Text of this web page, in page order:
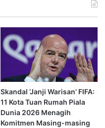
Skandal ‘Janji Warisan’ FIFA:
11 Kota Tuan Rumah Piala
Dunia 2026 Menagih
Komitmen Masing-masing